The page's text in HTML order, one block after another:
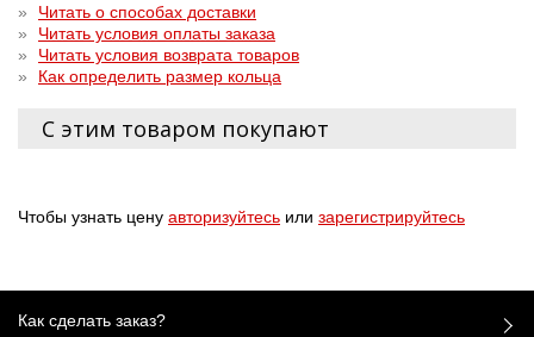
»
Читать о способах доставки
»
Читать условия оплаты заказа
»
Читать условия возврата товаров
»
Как определить размер кольца
С этим товаром покупают
Чтобы узнать цену авторизуйтесь или зарегистрируйтесь
Как сделать заказ?